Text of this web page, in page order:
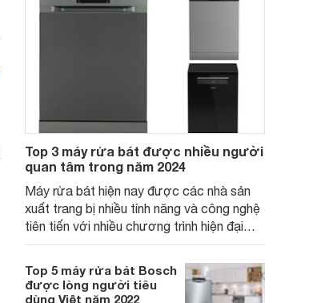
Top 3 máy rửa bát được nhiều người
quan tâm trong năm 2024
Máy rửa bát hiện nay được các nhà sản
xuất trang bị nhiều tính năng và công nghệ
tiên tiến với nhiều chương trình hiện đại
giúp mang tới sự tiện ích và tối ưu điện
năng cho người dùng. Cùng Websosanh.vn
tìm hiểu top 3 máy rửa bát hiện đang
được đông đảo người dùng quan tâm nhé.
Top 5 máy rửa bát Bosch
được lòng người tiêu
dùng Việt năm 2022